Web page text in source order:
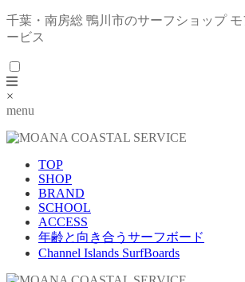
千葉・南房総 鴨川市のサーフショップ
ービス
×
menu
TOP
SHOP
BRAND
SCHOOL
ACCESS
年齢と向き合うサーフボード
Channel Islands SurfBoards